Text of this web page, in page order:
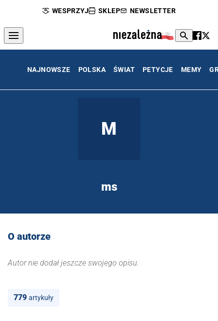
WESPRZYJ SKLEP NEWSLETTER
NAJNOWSZE POLSKA ŚWIAT PETYCJE MEMY
M
ms
O autorze
Autor nie dodał jeszcze swojego opisu.
779 artykuły